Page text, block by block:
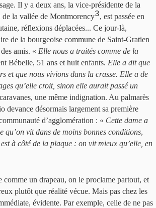
Il y a deux ans, la vice-présidente de la
la vallée de Montmorency3, est passée en
réflexions déplacées... Ce jour-là,
de la bourgeoise commune de Saint-Gratien
amis. « Elle nous a traités comme de la
Bébelle, 51 ans et huit enfants. Elle a dit que
et que nous vivions dans la crasse. Elle a de
qu’elle croit, sinon elle aurait passé un
une même indignation. Au palmarès
devance désormais largement sa première
d’agglomération : « Cette dame a
vit dans de moins bonnes conditions,
à côté de la plaque : on vit mieux qu’elle, en
un drapeau, on le proclame partout, et
plutôt que réalité vécue. Mais pas chez les
évidente. Par exemple, celle de ne pas